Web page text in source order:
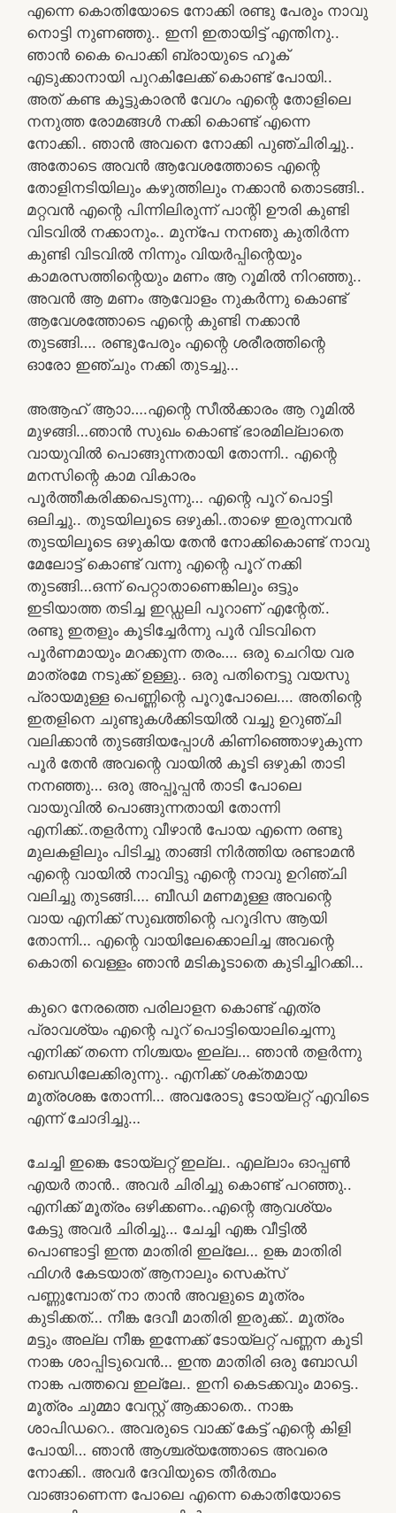
എന്നെ കൊതിയോടെ നോക്കി രണ്ടു പേരും നാവു
നൊട്ടി നുണഞ്ഞു.. ഇനി ഇതായിട്ട് എന്തിനു..
ഞാൻ കൈ പൊക്കി ബ്രായുടെ ഹൂക്
എടുക്കാനായി പുറകിലേക്ക് കൊണ്ട് പോയി..
അത് കണ്ട കൂട്ടുകാരൻ വേഗം എന്റെ തോളിലെ
നനുത്ത രോമങ്ങൾ നക്കി കൊണ്ട് എന്നെ
നോക്കി.. ഞാൻ അവനെ നോക്കി പുഞ്ചിരിച്ചു..
അതോടെ അവൻ ആവേശത്തോടെ എന്റെ
തോളിനടിയിലും കഴുത്തിലും നക്കാൻ തൊടങ്ങി..
മറ്റവൻ എന്റെ പിന്നിലിരുന്ന് പാന്റി ഊരി കുണ്ടി
വിടവിൽ നക്കാനും.. മുന്പേ നനഞു കുതിർന്ന
കുണ്ടി വിടവിൽ നിന്നും വിയർപ്പിന്റെയും
കാമരസത്തിന്റെയും മണം ആ റൂമിൽ നിറഞ്ഞു..
അവൻ ആ മണം ആവോളം നുകർന്നു കൊണ്ട്
ആവേശത്തോടെ എന്റെ കുണ്ടി നക്കാൻ
തുടങ്ങി…. രണ്ടുപേരും എന്റെ ശരീരത്തിന്റെ
ഓരോ ഇഞ്ചും നക്കി തുടച്ചു…
അആഹ് ആാാ….എന്റെ സീൽക്കാരം ആ റൂമിൽ
മുഴങ്ങി…ഞാൻ സുഖം കൊണ്ട് ഭാരമില്ലാതെ
വായുവിൽ പൊങ്ങുന്നതായി തോന്നി.. എന്റെ
മനസിന്റെ കാമ വികാരം
പൂർത്തീകരിക്കപെടുന്നു… എന്റെ പൂറ് പൊട്ടി
ഒലിച്ചു.. തുടയിലൂടെ ഒഴുകി..താഴെ ഇരുന്നവൻ
തുടയിലൂടെ ഒഴുകിയ തേൻ നോക്കികൊണ്ട്‌ നാവു
മേലോട്ട് കൊണ്ട് വന്നു എന്റെ പൂറ് നക്കി
തുടങ്ങി…ഒന്ന് പെറ്റാതാണെങ്കിലും ഒട്ടും
ഇടിയാത്ത തടിച്ച ഇഡ്ഡലി പൂറാണ് എന്റേത്..
രണ്ടു ഇതളും കൂടിച്ചേർന്നു പൂർ വിടവിനെ
പൂർണമായും മറക്കുന്ന തരം…. ഒരു ചെറിയ വര
മാത്രമേ നടുക്ക് ഉള്ളു.. ഒരു പതിനെട്ടു വയസു
പ്രായമുള്ള പെണ്ണിന്റെ പൂറുപോലെ…. അതിന്റെ
ഇതളിനെ ചുണ്ടുകൾക്കിടയിൽ വച്ചു ഉറുഞ്ചി
വലിക്കാൻ തുടങ്ങിയപ്പോൾ കിണിഞ്ഞൊഴുകുന്ന
പൂർ തേൻ അവന്റെ വായിൽ കൂടി ഒഴുകി താടി
നനഞ്ഞു… ഒരു അപ്പൂപ്പൻ താടി പോലെ
വായുവിൽ പൊങ്ങുന്നതായി തോന്നി
എനിക്ക്..തളർന്നു വീഴാൻ പോയ എന്നെ രണ്ടു
മുലകളിലും പിടിച്ചു താങ്ങി നിർത്തിയ രണ്ടാമൻ
എന്റെ വായിൽ നാവിട്ടു എന്റെ നാവു ഉറിഞ്ചി
വലിച്ചു തുടങ്ങി…. ബീഡി മണമുള്ള അവന്റെ
വായ എനിക്ക് സുഖത്തിന്റെ പറൂദിസ ആയി
തോന്നി… എന്റെ വായിലേക്കൊലിച്ച അവന്റെ
കൊതി വെള്ളം ഞാൻ മടികൂടാതെ കുടിച്ചിറക്കി…
കുറെ നേരത്തെ പരിലാളന കൊണ്ട് എത്ര
പ്രാവശ്യം എന്റെ പൂറ് പൊട്ടിയൊലിച്ചെന്നു
എനിക്ക് തന്നെ നിശ്ചയം ഇല്ല… ഞാൻ തളർന്നു
ബെഡിലേക്കിരുന്നു.. എനിക്ക് ശക്തമായ
മൂത്രശങ്ക തോന്നി… അവരോടു ടോയ്ലറ്റ് എവിടെ
എന്ന് ചോദിച്ചു…
ചേച്ചി ഇങ്കെ ടോയ്ലറ്റ് ഇല്ല.. എല്ലാം ഓപ്പൺ
എയർ താൻ.. അവർ ചിരിച്ചു കൊണ്ട് പറഞ്ഞു..
എനിക്ക് മൂത്രം ഒഴിക്കണം..എന്റെ ആവശ്യം
കേട്ടു അവർ ചിരിച്ചു… ചേച്ചി എങ്ക വീട്ടിൽ
പൊണ്ടാട്ടി ഇന്ത മാതിരി ഇല്ലേ… ഉങ്ക മാതിരി
ഫിഗർ കേടയാത് ആനാലും സെക്സ്
പണ്ണുമ്പോത് നാ താൻ അവളുടെ മൂത്രം
കുടിക്കത്… നീങ്ക ദേവീ മാതിരി ഇരുക്ക്.. മൂത്രം
മട്ടും അല്ല നീങ്ക ഇന്നേക്ക് ടോയ്ലറ്റ് പണ്ണന കൂടി
നാങ്ക ശാപ്പിടുവെൻ… ഇന്ത മാതിരി ഒരു ബോഡി
നാങ്ക പത്തവെ ഇല്ലേ.. ഇനി കെടക്കവും മാട്ടെ..
മൂത്രം ചുമ്മാ വേസ്റ്റ് ആക്കാതെ.. നാങ്ക
ശാപിഡറെ.. അവരുടെ വാക്ക് കേട്ട് എന്റെ കിളി
പോയി… ഞാൻ ആശ്ചര്യത്തോടെ അവരെ
നോക്കി.. അവർ ദേവിയുടെ തീർത്ഥം
വാങ്ങാണെന്ന പോലെ എന്നെ കൊതിയോടെ